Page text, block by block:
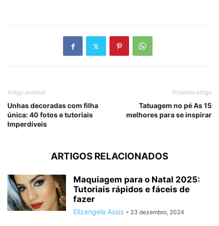
Artigo anterior
Unhas decoradas com filha
única: 40 fotos e tutoriais
Imperdíveis
Próximo artigo
Tatuagem no pé As 15
melhores para se inspirar
ARTIGOS RELACIONADOS
Maquiagem para o Natal 2025:
Tutoriais rápidos e fáceis de
fazer
Elizangela Assis - 23 dezembro, 2024